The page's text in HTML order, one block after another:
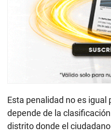
Esta penalidad no es igual
depende de la
distrito donde el